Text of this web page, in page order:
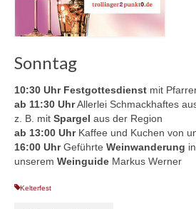
Sonntag
10:30 Uhr Festgottesdienst mit
ab 11:30 UhrAllerlei Schmackhaftes
z. B. mit Spargel aus der Region
ab 13:00 UhrKaffee und Kuchen von
16:00 UhrGeführte Weinwanderung
unserem Weinguide Markus Werner
Kelterfest